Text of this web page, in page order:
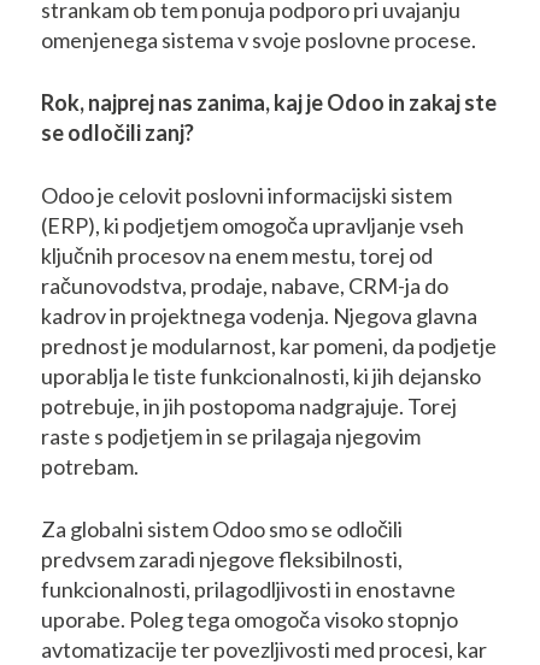
strankam ob tem ponuja podporo pri uvajanju
omenjenega sistema v svoje poslovne procese.
Rok, najprej nas zanima, kaj je Odoo in zakaj ste
se odločili zanj?
Odoo je celovit poslovni informacijski sistem
(ERP), ki podjetjem omogoča upravljanje vseh
ključnih procesov na enem mestu, torej od
računovodstva, prodaje, nabave, CRM-ja do
kadrov in projektnega vodenja. Njegova glavna
prednost je modularnost, kar pomeni, da podjetje
uporablja le tiste funkcionalnosti, ki jih dejansko
potrebuje, in jih postopoma nadgrajuje. Torej
raste s podjetjem in se prilagaja njegovim
potrebam.
Za globalni sistem Odoo smo se odločili
predvsem zaradi njegove fleksibilnosti,
funkcionalnosti, prilagodljivosti in enostavne
uporabe. Poleg tega omogoča visoko stopnjo
avtomatizacije ter povezljivosti med procesi, kar